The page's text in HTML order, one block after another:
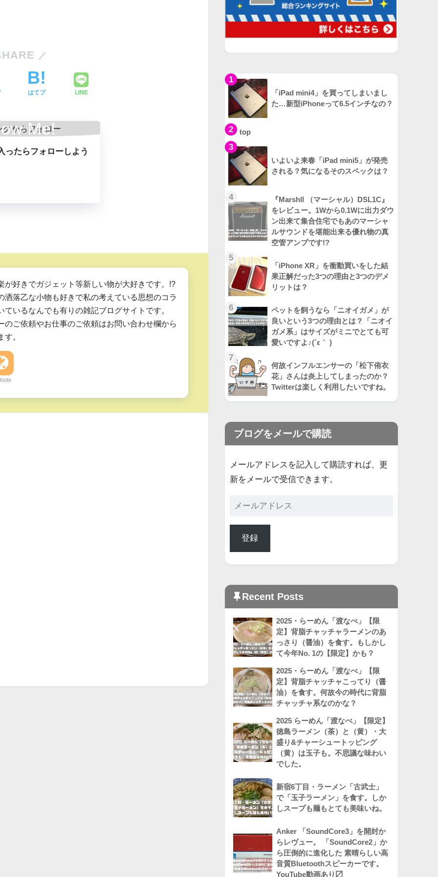
はてブ LINE
Me!
ったらフォローしよう
が好きでガジェット等新しい物が大好きです。!?
洒落乙な小物も好きで私の考えている思想のコラ
ているなんでも有りの雑記ブログサイトです。
のご依頼やお仕事のご依頼はお問い合わせ欄から
。
1
「iPad mini4」を買ってしまいまし
た…新型iPhoneって6.5インチなの？
2 top
3
いよいよ来春「iPad mini5」が発売
される？気になるそのスペックは？
4
『Marshll （マーシャル）DSL1C』
をレビュー。1Wから0.1Wに出力ダウ
ン出来て集合住宅でもあのマーシャ
ルサウンドを堪能出来る優れ物の真
空管アンプです!?
5
「iPhone XR」を衝動買いをした結
果正解だった3つの理由と3つのデメ
リットは？
6
ペットを飼うなら「ニオイガメ」が
良いという3つの理由とは？「ニオイ
ガメ系」はサイズがミニでとても可
愛いですよ♪(´ε｀ )
7
何故インフルエンサーの「松下侑衣
花」さんは炎上してしまったのか？
Twitterは楽しく利用したいですね。
ブログをメールで購読
メールアドレスを記入して購読すれば、更
新をメールで受信できます。
登録
Recent Posts
2025・らーめん「渡なべ」【限
定】背脂チャッチャラーメンのあ
っさり（醤油）を食す。もしかし
て今年No. 1の【限定】かも？
2025・らーめん「渡なべ」【限
定】背脂チャッチャこってり（醤
油）を食す。何故今の時代に背脂
チャッチャ系なのかな？
2025 らーめん「渡なべ」【限定】
徳島ラーメン（茶）と（黄）・大
盛り&チャーシュートッピング
（黄）は玉子も。不思議な味わい
でした。
新宿6丁目・ラーメン「古武士」
で「玉子ラーメン」を食す。しか
しスープも麺もとても美味いね。
Anker 「SoundCore3」を開封か
らレヴュー。 「SoundCore2」か
ら圧倒的に進化した 素晴らしい高
音質Bluetoothスピーカーです。
YouTube動画あり〼